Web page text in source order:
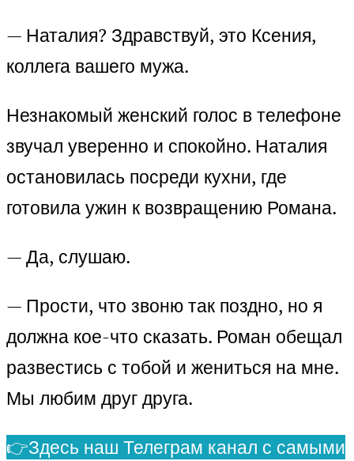
— Наталия? Здравствуй, это Ксения,
коллега вашего мужа.
Незнакомый женский голос в телефоне
звучал уверенно и спокойно. Наталия
остановилась посреди кухни, где
готовила ужин к возвращению Романа.
— Да, слушаю.
— Прости, что звоню так поздно, но я
должна кое-что сказать. Роман обещал
развестись с тобой и жениться на мне.
Мы любим друг друга.
👉Здесь наш Телеграм канал с самыми